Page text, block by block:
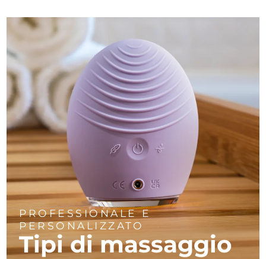
PROFESSIONALE E
PERSONALIZZATO
Tipi di massaggio